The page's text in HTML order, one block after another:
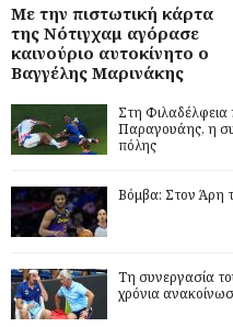
Με την πιστωτική κάρτα
της Νότιγχαμ αγόρασε
καινούριο αυτοκίνητο ο
Βαγγέλης Μαρινάκης
Στη Φιλαδέλφεια
Παραγουάης, η
πόλης
Βόμβα: Στον Άρη
Τη συνεργασία
χρόνια